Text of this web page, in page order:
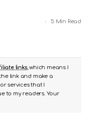
5 Min Read
links, which means I
link and make a
services that I
to my readers. Your